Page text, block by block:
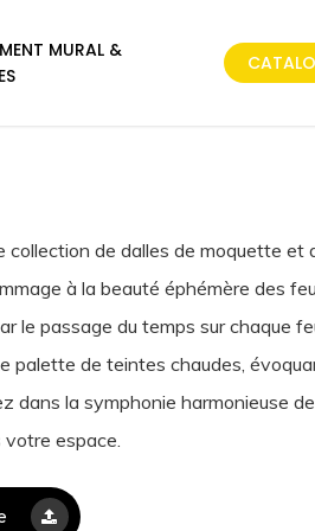
MURAL &
collection de dalles de moquette
à la beauté éphémère des
le passage du temps sur chaque
palette de teintes chaudes,
dans la symphonie harmonieuse
espace.